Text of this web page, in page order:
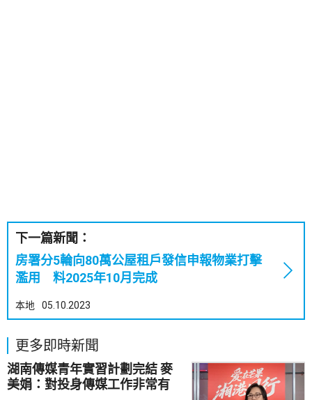
下一篇新聞：
房署分5輪向80萬公屋租戶發信申報物業打擊
濫用 料2025年10月完成
本地 05.10.2023
更多即時新聞
湖南傳媒青年實習計劃完結 麥
美娟：對投身傳媒工作非常有